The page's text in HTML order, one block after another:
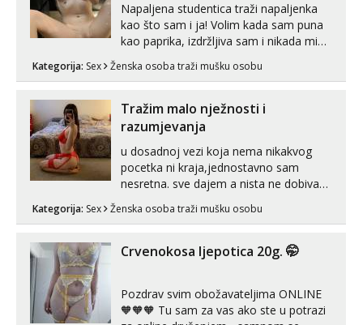
Napaljena studentica traži napaljenka
kao što sam i ja! Volim kada sam puna
kao paprika, izdržljiva sam i nikada mi
puta dnevno bilo kad i bilo gdje zato se
link ispod i nadji me tamo, cekam te!
Kategorija: Sex Ženska osoba traži mušku osobu
Tražim malo nježnosti i
razumjevanja
u dosadnoj vezi koja nema nikakvog
pocetka ni kraja,jednostavno sam
nesretna. sve dajem a nista ne dobivam
zadovoljiti moje potrebe,ne trazim puno
volim njezan seks i njezne poljupce po
tijelu koji me jako pale,obozavam kad
Kategorija: Sex Ženska osoba traži mušku osobu
Crvenokosa ljepotica 20g. 🤭
Pozdrav svim obožavateljima ONLINE
🧡🧡🧡 Tu sam za vas ako ste u potrazi